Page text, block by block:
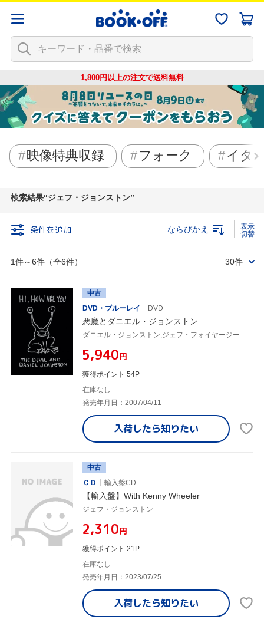
1,800円以上の注文で送料無料
映像特典収録 フォーク イタ
検索結果 ジェフ・ジョンストン
条件を追加
1件～6件（全6件）
ならびかえ
30件
中古
DVD・ブルーレイ
DVD
悪魔とダニエル・ジョンストン
¥5,940円
獲得ポイント 54P
在庫なし
発売年月日：2007/04/11
入荷したら知りたい
中古
ＣＤ
輸入盤CD
【輸入盤】With Kenny Wheeler
ジェフ・ジョンストン
¥2,310円
獲得ポイント 21P
在庫なし
発売年月日：2023/07/25
入荷したら知りたい